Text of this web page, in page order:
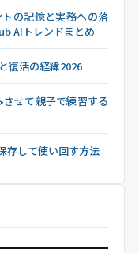
トの記憶と実務への落
AIトレンドまとめ
復活の経緯2026
せて親子で練習する
存して使い回す方法